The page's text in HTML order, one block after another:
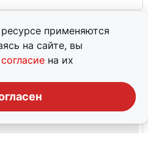
применяются
на сайте, вы
согласие на их